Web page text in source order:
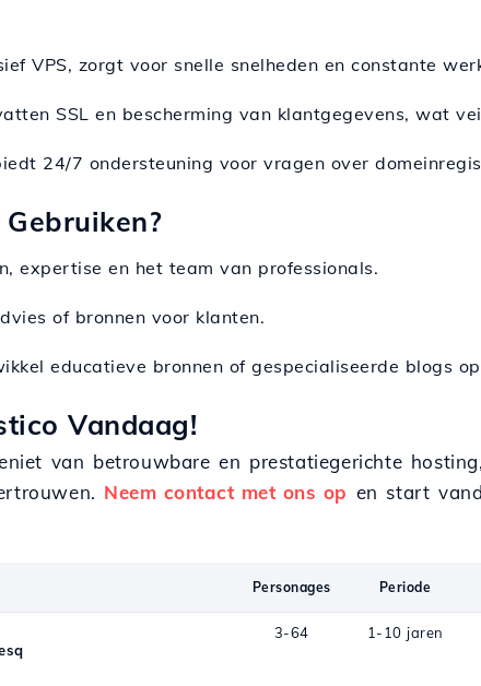
VPS, zorgt voor snelle snelheden en constante
SSL en bescherming van klantgegevens, wat
24/7 ondersteuning voor vragen over
expertise en het team van professionals.
of bronnen voor klanten.
educatieve bronnen of gespecialiseerde blogs
Vandaag!
van betrouwbare en prestatiegerichte
Neem contact met ons op en start
Personages Periode
3-64 1-10 jaren